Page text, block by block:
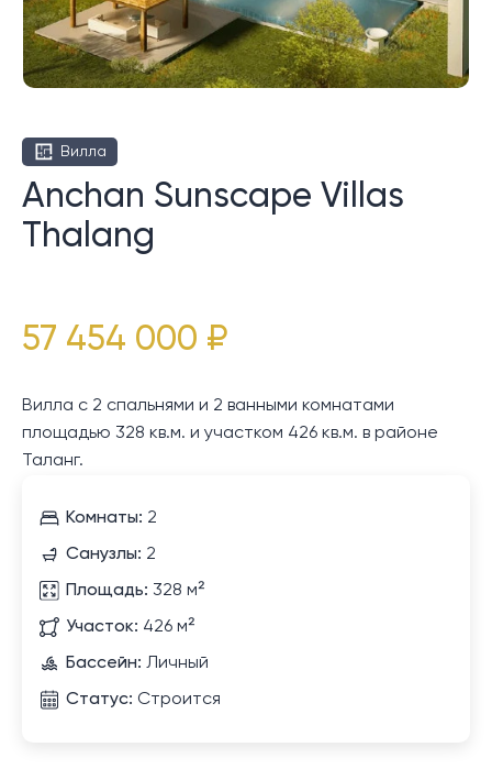
Вилла
Anchan Sunscape Villas
Thalang
57 454 000 ₽
Вилла с 2 спальнями и 2 ванными комнатами
площадью 328 кв.м. и участком 426 кв.м. в районе
Таланг.
Комнаты: 2
Санузлы: 2
Площадь: 328 м²
Участок: 426 м²
Бассейн: Личный
Статус: Строится